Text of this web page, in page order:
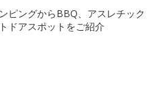
ピングからBBQ、アスレチック
ドアスポットをご紹介